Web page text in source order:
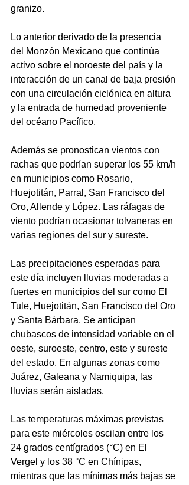
granizo.
Lo anterior derivado de la presencia
del Monzón Mexicano que continúa
activo sobre el noroeste del país y la
interacción de un canal de baja presión
con una circulación ciclónica en altura
y la entrada de humedad proveniente
del océano Pacífico.
Además se pronostican vientos con
rachas que podrían superar los 55 km/h
en municipios como Rosario,
Huejotitán, Parral, San Francisco del
Oro, Allende y López. Las ráfagas de
viento podrían ocasionar tolvaneras en
varias regiones del sur y sureste.
Las precipitaciones esperadas para
este día incluyen lluvias moderadas a
fuertes en municipios del sur como El
Tule, Huejotitán, San Francisco del Oro
y Santa Bárbara. Se anticipan
chubascos de intensidad variable en el
oeste, suroeste, centro, este y sureste
del estado. En algunas zonas como
Juárez, Galeana y Namiquipa, las
lluvias serán aisladas.
Las temperaturas máximas previstas
para este miércoles oscilan entre los
24 grados centígrados (°C) en El
Vergel y los 38 °C en Chínipas,
mientras que las mínimas más bajas se